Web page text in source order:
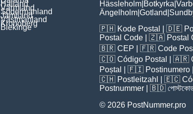
Halland
Värmland
Södermanland
Jämtland
Västmanland
Kronoberg
Blekinge
Hässleholm Botkyrka
Ängelholm Gotland
🇵🇭 Kode Postal | 🇩🇪
Postal Code | 🇿🇦 Postal
🇧🇷 CEP | 🇫🇷 Code
🇨🇴 Código Postal | 🇦🇷
Poștal
| 🇫🇮 Postinumero
🇨🇭 Postleitzahl | 🇪🇨
Postnummer | 🇧🇩
© 2026 PostNummer.pro